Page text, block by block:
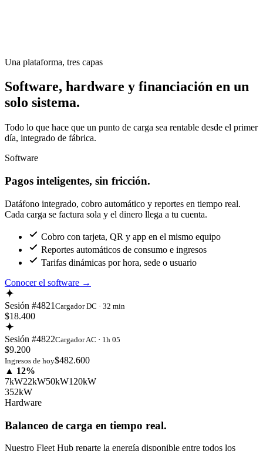
Una plataforma, tres capas
Software, hardware y financiación en un
solo sistema.
Todo lo que hace que un punto de carga sea rentable desde el primer
día, integrado de fábrica.
Software
Pagos inteligentes, sin fricción.
Datáfono integrado, cobro automático y reportes en tiempo real.
Cada carga se factura sola y el dinero llega a tu cuenta.
Cobro con tarjeta, QR y app en el mismo equipo
Reportes automáticos de consumo e ingresos
Tarifas dinámicas por hora, sede o usuario
Conocer el software →
Sesión #4821 Cargador DC · 32 min
$18.400
Sesión #4822Cargador AC · 1h 05
$9.200
Ingresos de hoy$482.600
▲ 12%
7kW22kW50kW120kW
352kW
Hardware
Balanceo de carga en tiempo real.
Nuestro Fleet Hub reparte la energía disponible entre todos los